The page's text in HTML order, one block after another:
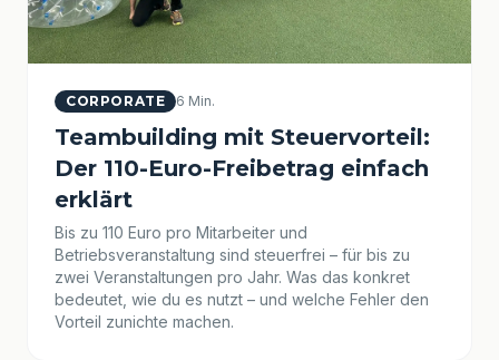
CORPORATE 6 Min.
Teambuilding mit Steuervorteil:
Der 110-Euro-Freibetrag einfach
erklärt
Bis zu 110 Euro pro Mitarbeiter und
Betriebsveranstaltung sind steuerfrei – für bis zu
zwei Veranstaltungen pro Jahr. Was das konkret
bedeutet, wie du es nutzt – und welche Fehler den
Vorteil zunichte machen.